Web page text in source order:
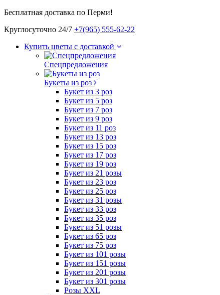
Бесплатная доставка по Перми!
Круглосуточно 24/7 +7(965) 555-62-22
Купить цветы с доставкой
Спецпредложения
Букеты из роз
Букет из 3 роз
Букет из 5 роз
Букет из 7 роз
Букет из 9 роз
Букет из 11 роз
Букет из 13 роз
Букет из 15 роз
Букет из 17 роз
Букет из 19 роз
Букет из 21 розы
Букет из 23 роз
Букет из 25 роз
Букет из 31 розы
Букет из 33 роз
Букет из 35 роз
Букет из 51 розы
Букет из 65 роз
Букет из 75 роз
Букет из 101 розы
Букет из 151 розы
Букет из 201 розы
Букет из 301 розы
Розы XXL